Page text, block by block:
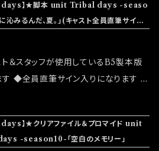
でいく“データのメモリー”。 どちらに
ない空白があった。 後で振り返っ
い。 その瞬間に大切なものを失った
なるんだよ。 淋しいなんて言え
いった大人たちと、自分だけ置いてい
演】2026/01/30(金)-02/
01/31(土)12:0
ご注文をお願い致します ◆発送は202
土) unit Tribal days -season10-
るんだ、夏。」大感謝祭終了後になり
6752405
days】★脚本 unit Tribal days -seaso
沁みるんだ、夏。」(キャスト全員直筆サイン
＆スタッフが使用しているB5製本版
す ◆全員直筆サイン入りになります ◆
ございます ◆確実にお手にしたいお客
のオンラインショップでのご注文をお
】★クリアファイル＆プロマイド unit
-season10-「空白のメモリー」